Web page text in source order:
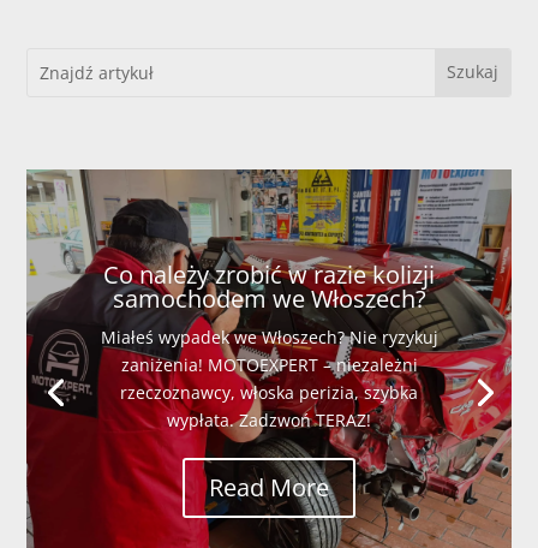
Co należy zrobić w razie kolizji
samochodem we Włoszech?
Miałeś wypadek we Włoszech? Nie ryzykuj
zaniżenia! MOTOEXPERT – niezależni
rzeczoznawcy, włoska perizia, szybka
wypłata. Zadzwoń TERAZ!
Read More